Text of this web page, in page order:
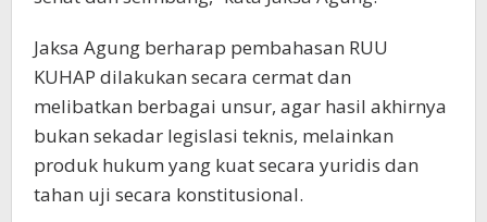
Jaksa Agung berharap pembahasan RUU
KUHAP dilakukan secara cermat dan
melibatkan berbagai unsur, agar hasil akhirnya
bukan sekadar legislasi teknis, melainkan
produk hukum yang kuat secara yuridis dan
tahan uji secara konstitusional.